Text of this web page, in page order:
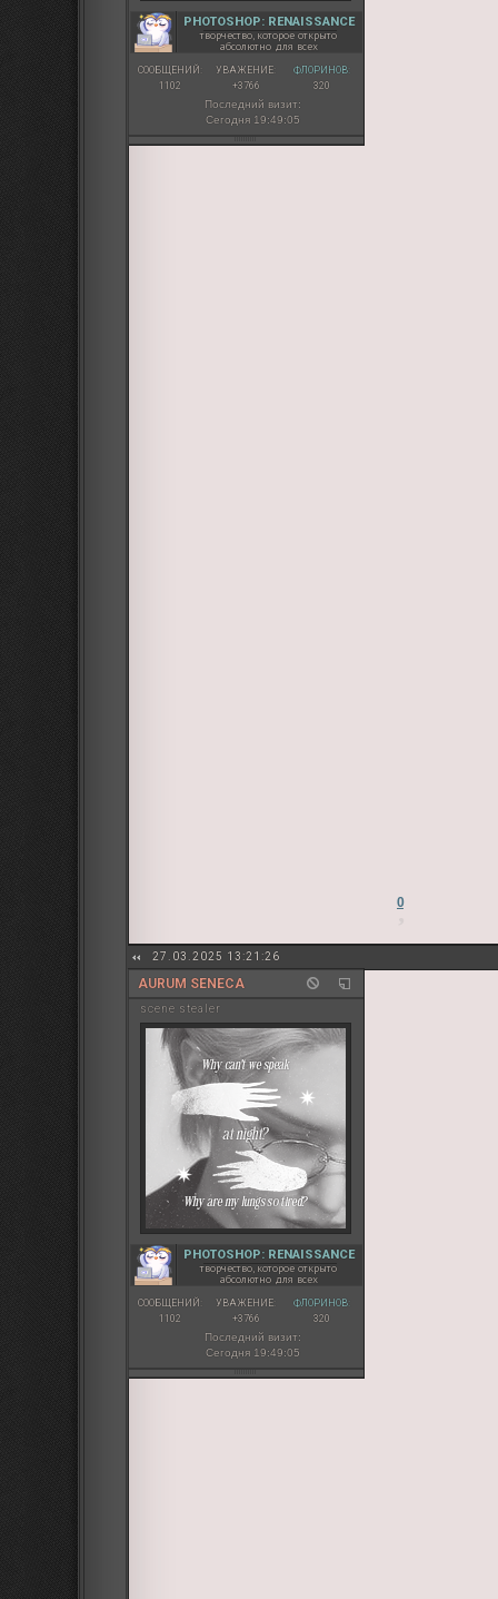
PHOTOSHOP: RENAISSANCE
творчество, которое открыто
абсолютно для всех
СООБЩЕНИЙ:
1102
УВАЖЕНИЕ:
+3766
ФЛОРИНОВ:
320
Последний визит:
Сегодня 19:49:05
0
27.03.2025 13:21:26
AURUM SENECA
sсene stealer
PHOTOSHOP: RENAISSANCE
творчество, которое открыто
абсолютно для всех
СООБЩЕНИЙ:
1102
УВАЖЕНИЕ:
+3766
ФЛОРИНОВ:
320
Последний визит:
Сегодня 19:49:05